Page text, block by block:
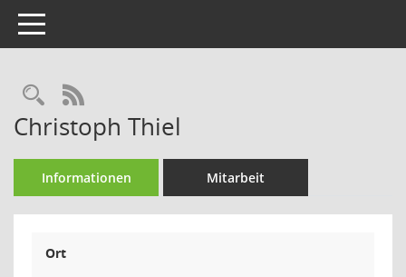
Toggle navigation
Rechercheauswahl
RSS-Feed
Christoph Thiel
Informationen Mitarbeit
Ort